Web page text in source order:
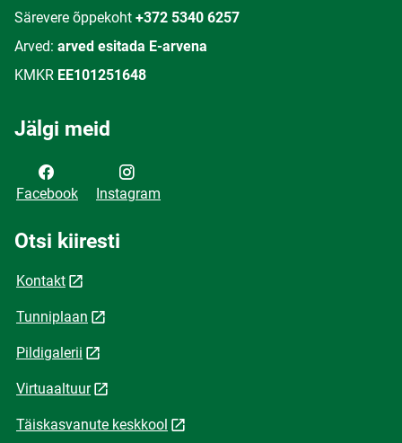
Särevere õppekoht +372 5340 6257
Arved: arved esitada E-arvena
KMKR EE101251648
Jälgi meid
Facebook Instagram
Otsi kiiresti
Kontakt
Tunniplaan
Pildigalerii
Virtuaaltuur
Täiskasvanute keskkool